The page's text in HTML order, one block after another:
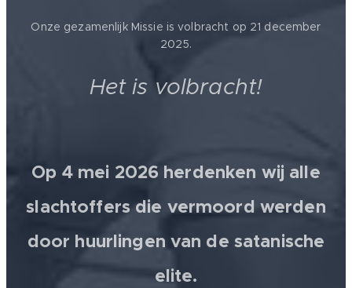
Onze gezamenlijk Missie is volbracht op 21 december
2025.
Het is volbracht!
Op 4 mei 2026 herdenken wij alle
slachtoffers die vermoord werden
door huurlingen van de satanische
elite.